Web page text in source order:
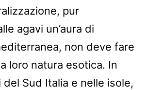
pur
agavi un’aura di
non deve fare
loro natura esotica. In
Sud Italia e nelle isole,